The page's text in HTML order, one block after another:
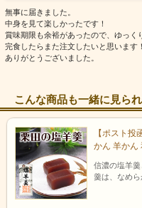
無事に届きました。
中身を見て楽しかったです！
賞味期限も余裕があったので、ゆっく
完食したらまた注文したいと思います！
ありがとうございました。
こんな商品も一緒に見ら
【ポスト
かん 羊かん
信濃の塩羊
羹は、なめ